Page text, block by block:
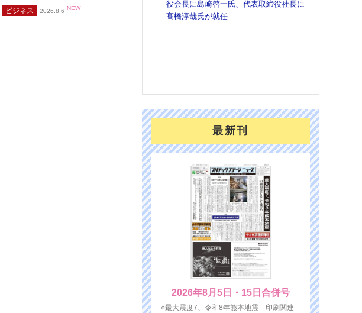
ビジネス 2026.8.6 NEW
役会長に島崎啓一氏、代表取締役社長に
髙橋淳哉氏が就任
最新刊
2026年8月5日・15日合併号
○最大震度7、令和8年熊本地震 印刷関連